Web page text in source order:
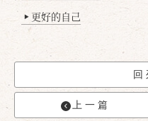
▶ 更好的自己
回
上一篇